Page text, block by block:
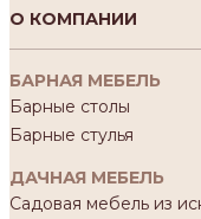
О КОМПАНИИ
БАРНАЯ МЕБЕЛЬ
Барные столы
Барные стулья
ДАЧНАЯ МЕБЕЛЬ
Садовая мебель из